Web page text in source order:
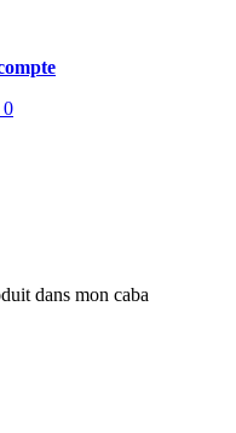
0
dans mon caba